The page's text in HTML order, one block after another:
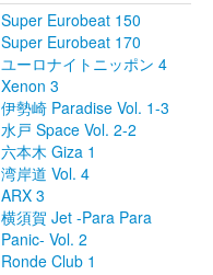
Super Eurobeat 150
Super Eurobeat 170
ユーロナイトニッポン 4
Xenon 3
伊勢崎 Paradise Vol. 1-3
水戸 Space Vol. 2-2
六本木 Giza 1
湾岸道 Vol. 4
ARX 3
横須賀 Jet -Para Para
Panic- Vol. 2
Ronde Club 1